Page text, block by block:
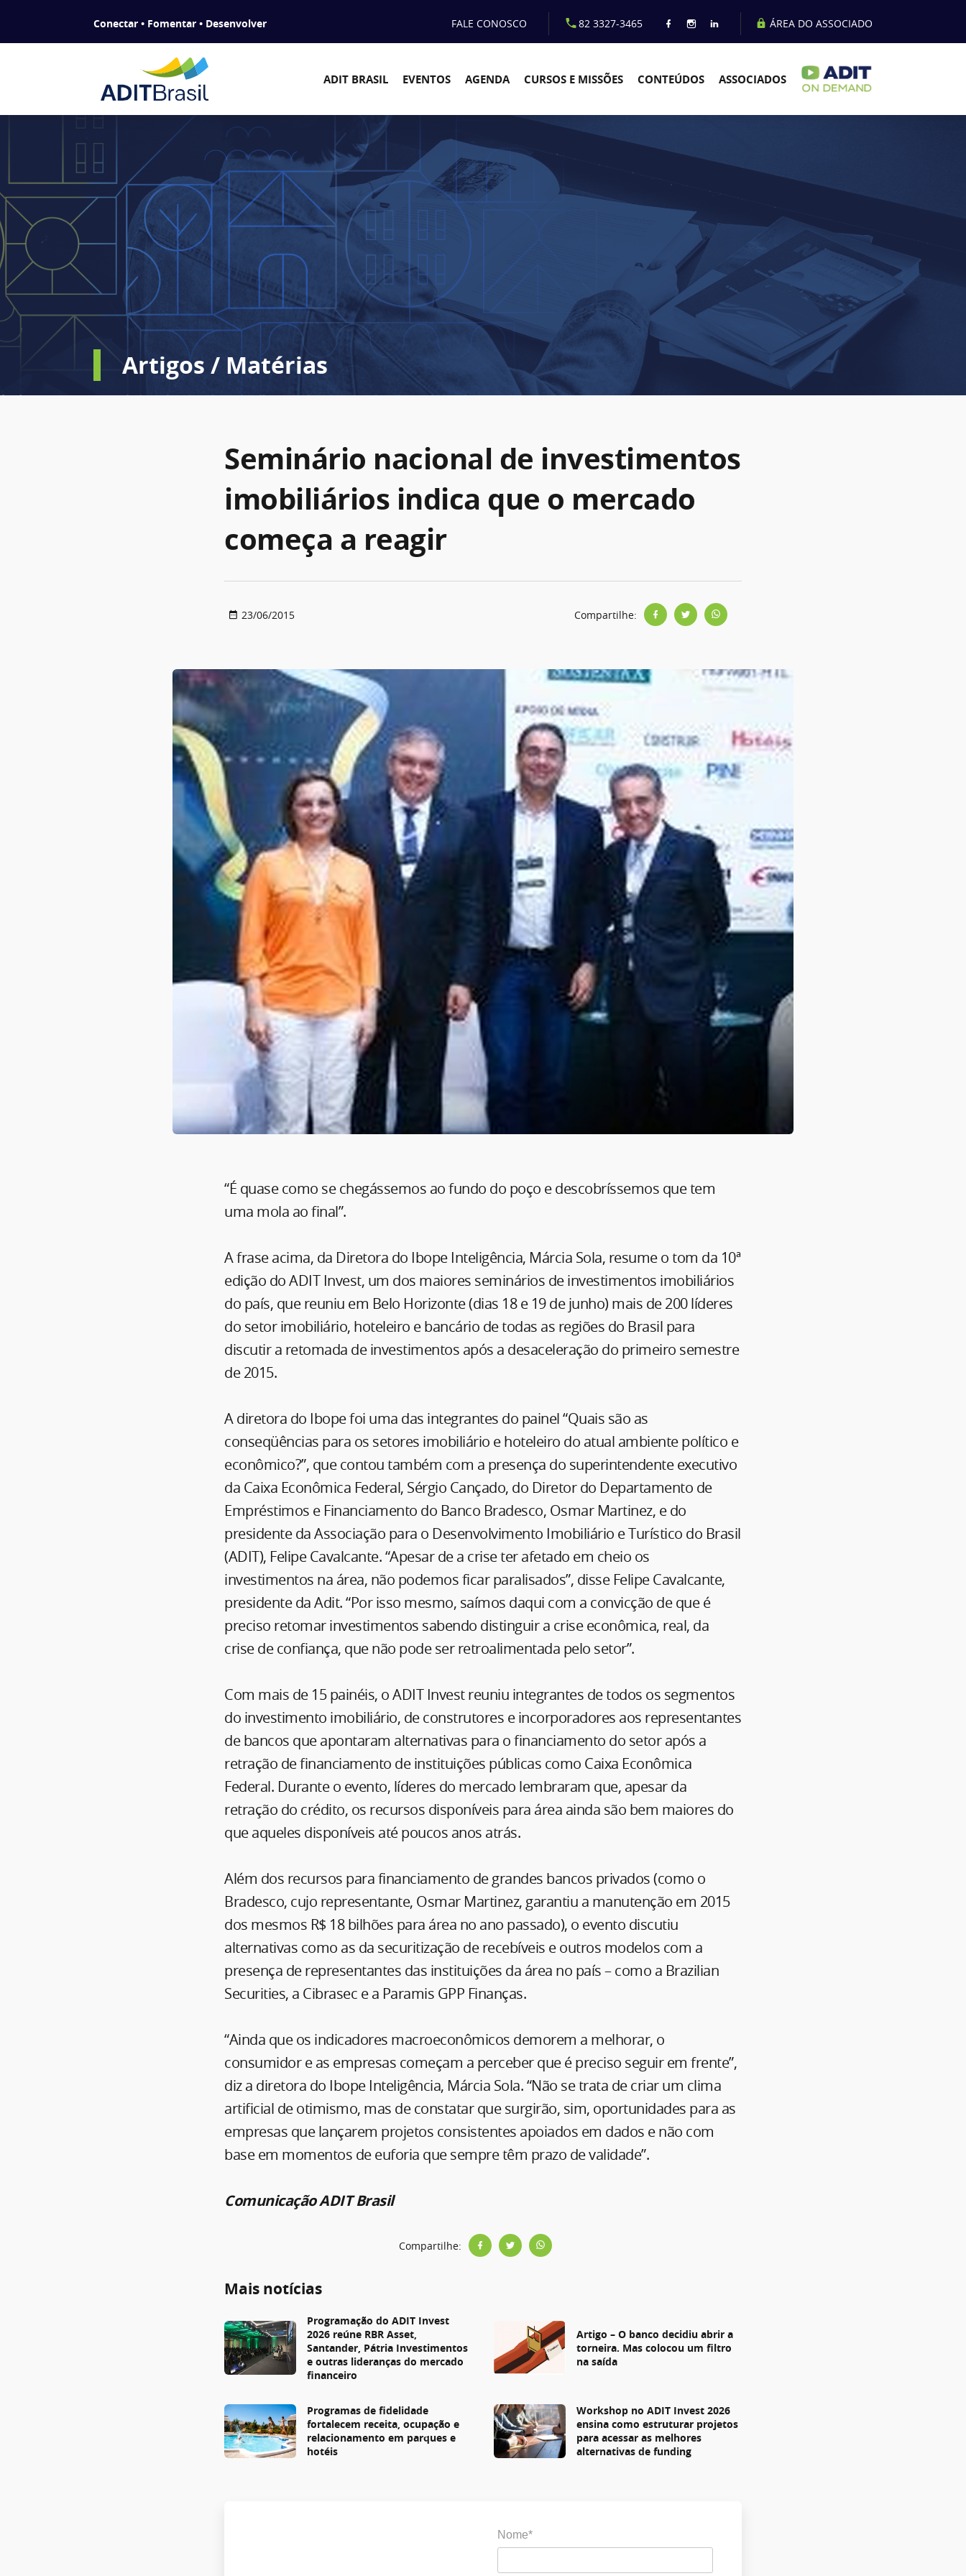
Conectar • Fomentar • Desenvolver FALE CONOSCO 82 3327-3465 ÁREA DO ASSOCIADO
ADIT BRASIL EVENTOS AGENDA CURSOS E MISSÕES CONTEÚDOS ASSOCIADOS
Artigos / Matérias
Seminário nacional de investimentos
imobiliários indica que o mercado
começa a reagir
23/06/2015 Compartilhe:
“É quase como se chegássemos ao fundo do poço e descobríssemos que tem
uma mola ao final”.
A frase acima, da Diretora do Ibope Inteligência, Márcia Sola, resume o tom da 10ª
edição do ADIT Invest, um dos maiores seminários de investimentos imobiliários
do país, que reuniu em Belo Horizonte (dias 18 e 19 de junho) mais de 200 líderes
do setor imobiliário, hoteleiro e bancário de todas as regiões do Brasil para
discutir a retomada de investimentos após a desaceleração do primeiro semestre
de 2015.
A diretora do Ibope foi uma das integrantes do painel “Quais são as
conseqüências para os setores imobiliário e hoteleiro do atual ambiente político e
econômico?”, que contou também com a presença do superintendente executivo
da Caixa Econômica Federal, Sérgio Cançado, do Diretor do Departamento de
Empréstimos e Financiamento do Banco Bradesco, Osmar Martinez, e do
presidente da Associação para o Desenvolvimento Imobiliário e Turístico do Brasil
(ADIT), Felipe Cavalcante. “Apesar de a crise ter afetado em cheio os
investimentos na área, não podemos ficar paralisados”, disse Felipe Cavalcante,
presidente da Adit. “Por isso mesmo, saímos daqui com a convicção de que é
preciso retomar investimentos sabendo distinguir a crise econômica, real, da
crise de confiança, que não pode ser retroalimentada pelo setor”.
Com mais de 15 painéis, o ADIT Invest reuniu integrantes de todos os segmentos
do investimento imobiliário, de construtores e incorporadores aos representantes
de bancos que apontaram alternativas para o financiamento do setor após a
retração de financiamento de instituições públicas como Caixa Econômica
Federal. Durante o evento, líderes do mercado lembraram que, apesar da
retração do crédito, os recursos disponíveis para área ainda são bem maiores do
que aqueles disponíveis até poucos anos atrás.
Além dos recursos para financiamento de grandes bancos privados (como o
Bradesco, cujo representante, Osmar Martinez, garantiu a manutenção em 2015
dos mesmos R$ 18 bilhões para área no ano passado), o evento discutiu
alternativas como as da securitização de recebíveis e outros modelos com a
presença de representantes das instituições da área no país – como a Brazilian
Securities, a Cibrasec e a Paramis GPP Finanças.
“Ainda que os indicadores macroeconômicos demorem a melhorar, o
consumidor e as empresas começam a perceber que é preciso seguir em frente”,
diz a diretora do Ibope Inteligência, Márcia Sola. “Não se trata de criar um clima
artificial de otimismo, mas de constatar que surgirão, sim, oportunidades para as
empresas que lançarem projetos consistentes apoiados em dados e não com
base em momentos de euforia que sempre têm prazo de validade”.
Comunicação ADIT Brasil
Compartilhe:
Mais notícias
Programação do ADIT Invest
2026 reúne RBR Asset,
Santander, Pátria Investimentos
e outras lideranças do mercado
financeiro
Artigo – O banco decidiu abrir a
torneira. Mas colocou um filtro
na saída
Programas de fidelidade
fortalecem receita, ocupação e
relacionamento em parques e
hotéis
Workshop no ADIT Invest 2026
ensina como estruturar projetos
para acessar as melhores
alternativas de funding
Nome*